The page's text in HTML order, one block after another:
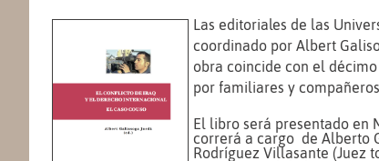
Las editoriales de las
coordinado por Albert
obra coincide con el
por familiares y
El libro será presentado en
correrá a cargo de Alberto
Rodríguez Villasante (Juez